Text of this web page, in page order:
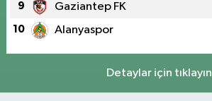
9 Gaziantep FK
10 Alanyaspor
Detaylar için tıklayın